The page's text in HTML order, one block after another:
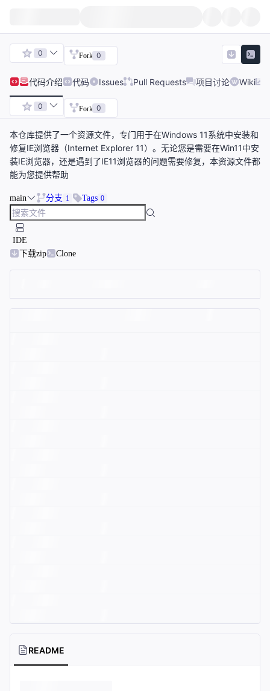
0 Fork 0
代码介绍 代码 Issues Pull Requests 项目讨论 Wiki
0 Fork 0
本仓库提供了一个资源文件，专门用于在Windows 11系统中安装和
修复IE浏览器（Internet Explorer 11）。无论您是需要在Win11中安
装IE浏览器，还是遇到了IE11浏览器的问题需要修复，本资源文件都
能为您提供帮助
main 分支 1 Tags 0
IDE
下载zip
Clone
README